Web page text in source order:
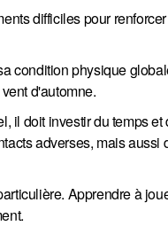
difficiles pour
condition physique
d'automne.
doit investir du temps
adverses, mais
Apprendre à